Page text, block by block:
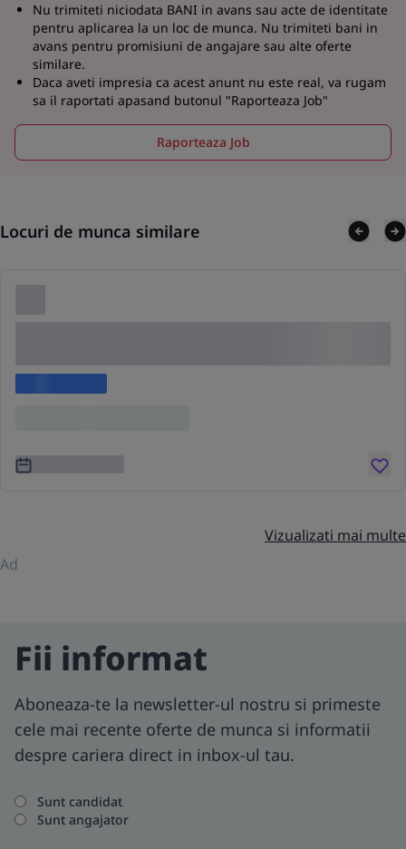
Nu trimiteti niciodata BANI in avans sau acte de identitate
pentru aplicarea la un loc de munca. Nu trimiteti bani in
avans pentru promisiuni de angajare sau alte oferte
similare.
Daca aveti impresia ca acest anunt nu este real, va rugam
sa il raportati apasand butonul "Raporteaza Job"
Raporteaza Job
Locuri de munca similare
Vizualizati mai multe
Ad
Fii informat
Aboneaza-te la newsletter-ul nostru si primeste
cele mai recente oferte de munca si informatii
despre cariera direct in inbox-ul tau.
Sunt candidat
Sunt angajator